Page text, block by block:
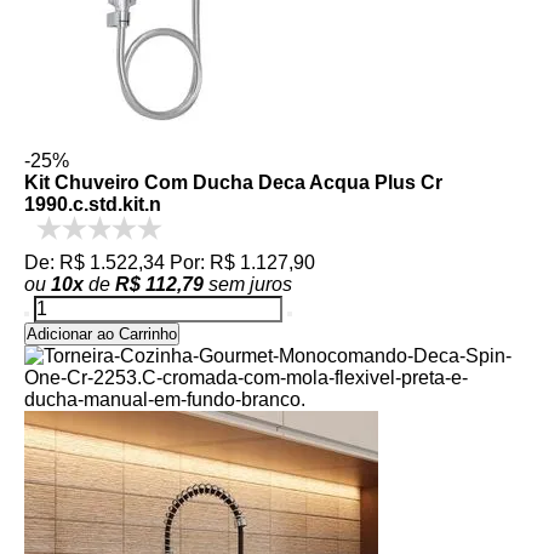
-25%
Kit Chuveiro Com Ducha Deca Acqua Plus Cr
1990.c.std.kit.n
De: R$ 1.522,34 Por: R$ 1.127,90
ou 10xde R$ 112,79 sem juros
Adicionar ao Carrinho